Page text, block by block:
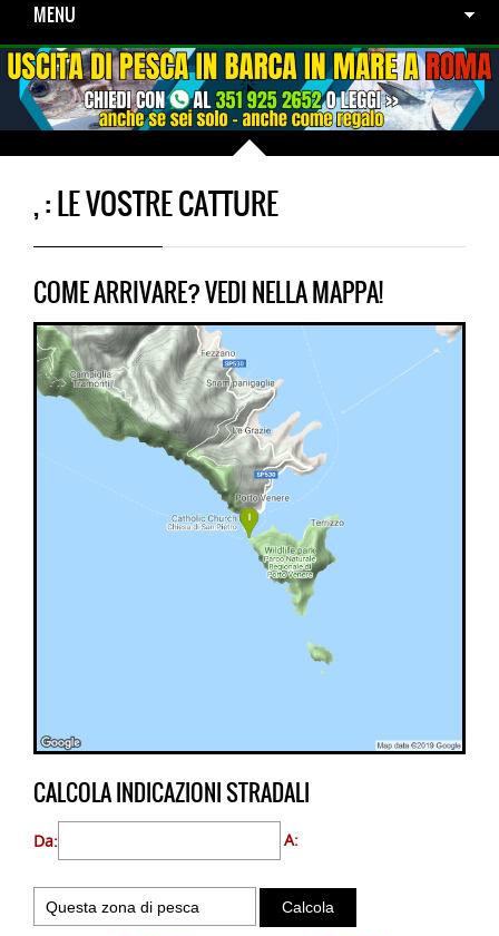
MENU
, : LE VOSTRE CATTURE
COME ARRIVARE? VEDI NELLA MAPPA!
CALCOLA INDICAZIONI STRADALI
Da: A: